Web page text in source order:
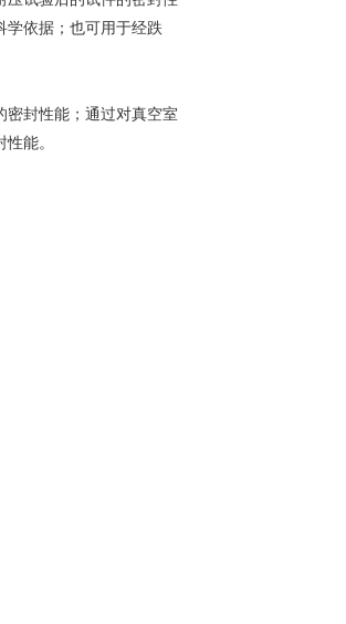
学依据；也可用于经跌
密封性能；通过对真空室
能。